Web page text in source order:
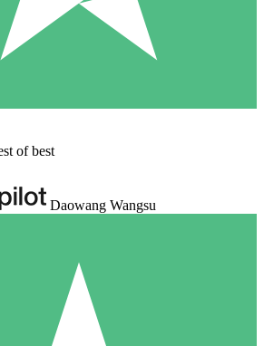
of best
Daowang Wangsu